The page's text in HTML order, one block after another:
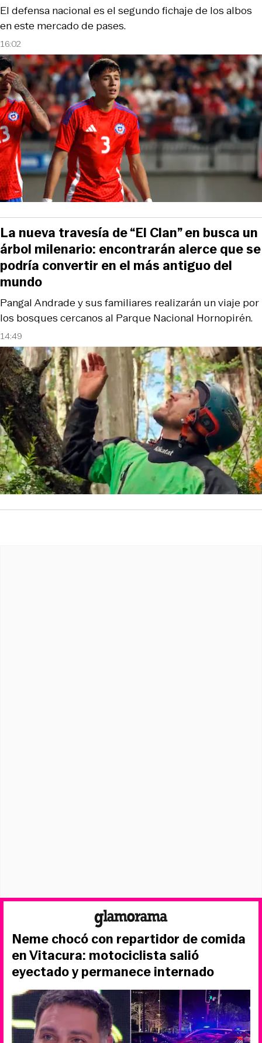
16:02
El defensa nacional es el segundo fichaje de los albos
en este mercado de pases.
14:49
Pangal Andrade y sus familiares realizarán un viaje por
los bosques cercanos al Parque Nacional Hornopirén.
La nueva travesía de “El Clan” en busca un
árbol milenario: encontrarán alerce que se
podría convertir en el más antiguo del
mundo
Neme chocó con repartidor de comida
en Vitacura: motociclista salió
eyectado y permanece internado